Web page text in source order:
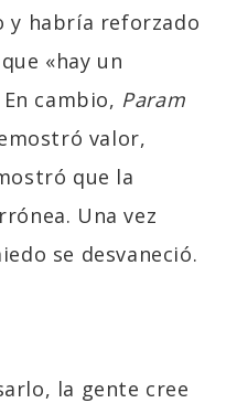
y habría reforzado
«hay un
cambio, Param
valor,
que la
Una vez
se desvaneció.
la gente cree